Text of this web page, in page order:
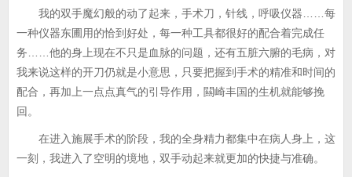
我的双手魔幻般的动了起来，手术刀，针线，呼吸仪器……每
一种仪器东圃用的恰到好处，每一种工具都很好的配合着完成任
务……他的身上现在不只是血脉的问题，还有五脏六腑的毛病，对
我来说这样的开刀仍就是小意思，只要把握到手术的精准和时间的
配合，再加上一点点真气的引导作用，闗崎丰国的生机就能够挽
回。
在进入施展手术的阶段，我的全身精力都集中在病人身上，这
一刻，我进入了空明的境地，双手动起来就更加的快捷与准确。